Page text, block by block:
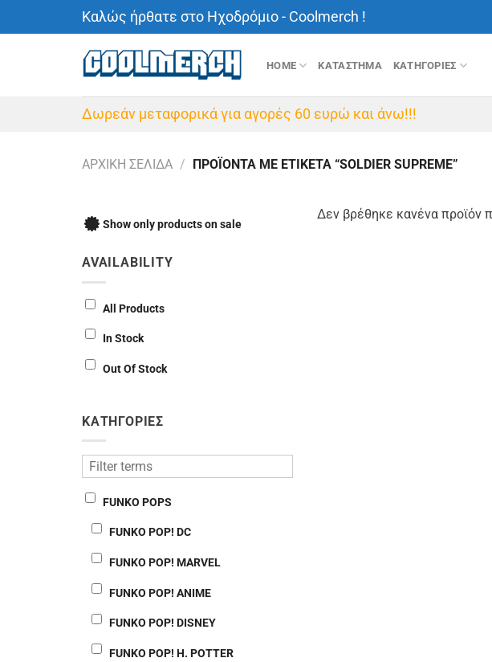
Καλώς ήρθατε στο Ηχοδρόμιο - Coolmerch !
HOME ΚΑΤΑΣΤΗΜΑ ΚΑΤΗΓΟΡΙΕΣ
Δωρεάν μεταφορικά για αγορές 60 ευρώ και άνω!!!
ΑΡΧΙΚΉ ΣΕΛΊΔΑ / ΠΡΟΪΌΝΤΑ ΜΕ ΕΤΙΚΈΤΑ “SOLDIER SUPREME”
Show only products on sale
AVAILABILITY
All Products
In Stock
Out Of Stock
ΚΑΤΗΓΟΡΙΕΣ
FUNKO POPS
FUNKO POP! DC
FUNKO POP! MARVEL
FUNKO POP! ANIME
FUNKO POP! DISNEY
FUNKO POP! H. POTTER
Δεν βρέθηκε κανένα προϊόν